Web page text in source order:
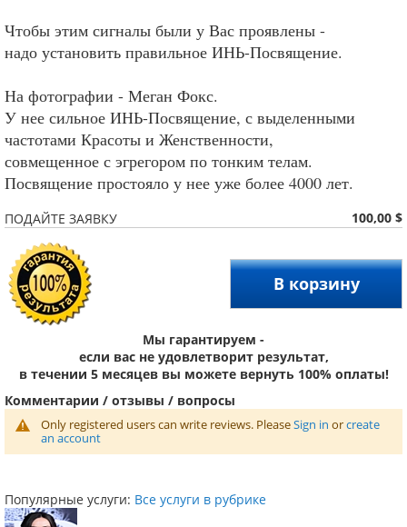
Чтобы этим сигналы были у Вас проявлены -
надо установить правильное ИНЬ-Посвящение.
На фотографии - Меган Фокс.
У нее сильное ИНЬ-Посвящение, с выделенными
частотами Красоты и Женственности,
совмещенное с эгрегором по тонким телам.
Посвящение простояло у нее уже более 4000 лет.
ПОДАЙТЕ ЗАЯВКУ 100,00 $
В корзину
Мы гарантируем -
если вас не удовлетворит результат,
в течении 5 месяцев вы можете вернуть 100% оплаты!
Комментарии / отзывы / вопросы
Only registered users can write reviews. PleaseSign in orcreate
an account
Популярные услуги: Все услуги в рубрике